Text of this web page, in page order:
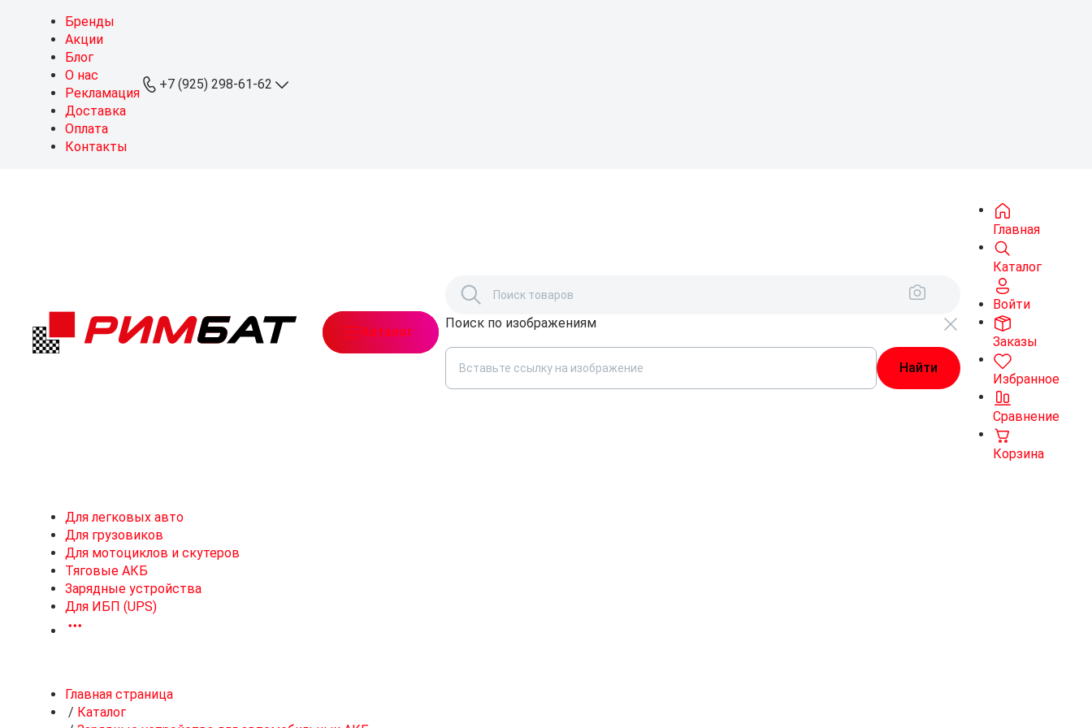
Бренды
Акции
Блог
О нас
Рекламация
Доставка
Оплата
Контакты
+7 (925) 298-61-62
Можайское ш., 165, стр. 1,Каталог
Поиск по изображениям
Главная
Каталог
Войти
Заказы
Избранное
Сравнение
Корзина
Для легковых авто
Для грузовиков
Для мотоциклов и скутеров
Тяговые АКБ
Зарядные устройства
Для ИБП (UPS)
Главная страница
/ Каталог